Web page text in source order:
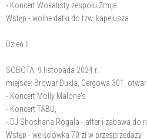
- Koncert Wokalisty zespołu Żmije
Wstęp - wolne datki do tzw. kapelusza
Dzień II
SOBOTA, 9 listopada 2024 r.
miejsce: Browar Dukla, Cergowa 301,
- Koncert Molly Malone's
- Koncert TABU,
- DJ Shoshana Rogala - after i zabawa do
Wstęp - wejściówka 70 zł w przesprzedazy